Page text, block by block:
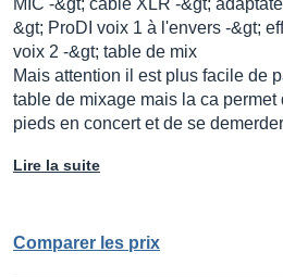
MIC -&gt; cable XLR -&gt;
&gt; ProDI voix 1 à l'envers -&gt;
voix 2 -&gt; table de mix
Mais attention il est plus facile de
table de mixage mais la ca permet
pieds en concert et de se
Lire la suite
Comparer les prix